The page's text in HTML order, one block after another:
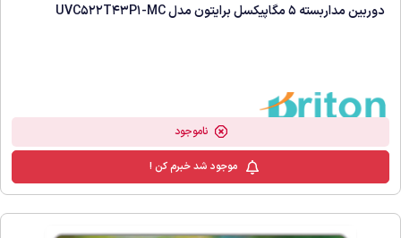
دوربین مداربسته 5 مگاپیکسل برایتون مدل UVC522T43P1-MC
ناموجود
موجود شد خبرم کن !